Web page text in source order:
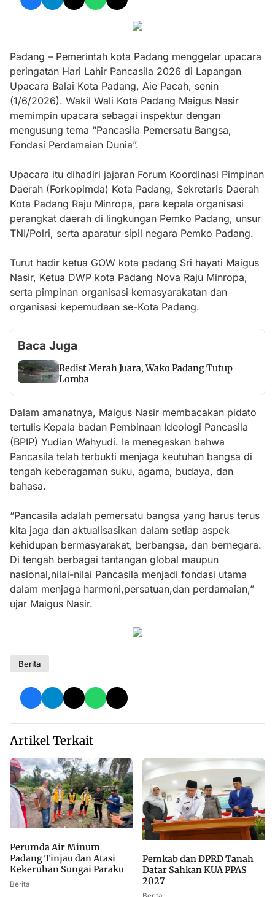
Padang – Pemerintah kota Padang menggelar upacara
peringatan Hari Lahir Pancasila 2026 di Lapangan
Upacara Balai Kota Padang, Aie Pacah, senin
(1/6/2026). Wakil Wali Kota Padang Maigus Nasir
memimpin upacara sebagai inspektur dengan
mengusung tema “Pancasila Pemersatu Bangsa,
Fondasi Perdamaian Dunia”.
Upacara itu dihadiri jajaran Forum Koordinasi Pimpinan
Daerah (Forkopimda) Kota Padang, Sekretaris Daerah
Kota Padang Raju Minropa, para kepala organisasi
perangkat daerah di lingkungan Pemko Padang, unsur
TNI/Polri, serta aparatur sipil negara Pemko Padang.
Turut hadir ketua GOW kota padang Sri hayati Maigus
Nasir, Ketua DWP kota Padang Nova Raju Minropa,
serta pimpinan organisasi kemasyarakatan dan
organisasi kepemudaan se-Kota Padang.
Baca Juga
Redist Merah Juara, Wako Padang Tutup
Lomba
Dalam amanatnya, Maigus Nasir membacakan pidato
tertulis Kepala badan Pembinaan Ideologi Pancasila
(BPIP) Yudian Wahyudi. Ia menegaskan bahwa
Pancasila telah terbukti menjaga keutuhan bangsa di
tengah keberagaman suku, agama, budaya, dan
bahasa.
“Pancasila adalah pemersatu bangsa yang harus terus
kita jaga dan aktualisasikan dalam setiap aspek
kehidupan bermasyarakat, berbangsa, dan bernegara.
Di tengah berbagai tantangan global maupun
nasional,nilai-nilai Pancasila menjadi fondasi utama
dalam menjaga harmoni,persatuan,dan perdamaian,”
ujar Maigus Nasir.
Berita
Artikel Terkait
Perumda Air Minum
Padang Tinjau dan Atasi
Kekeruhan Sungai Paraku
Berita
Pemkab dan DPRD Tanah
Datar Sahkan KUA PPAS
2027